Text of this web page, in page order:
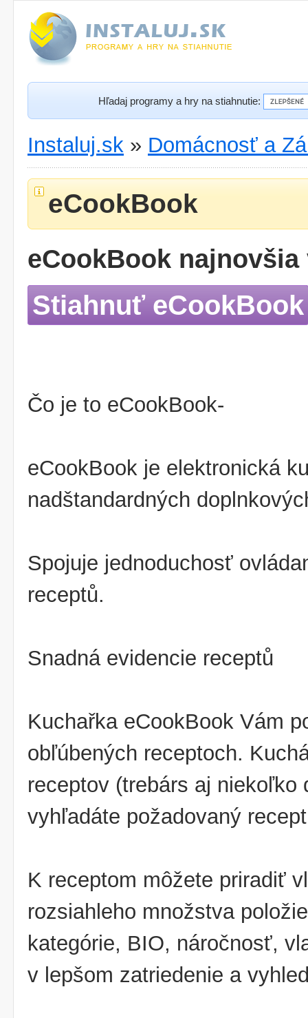
Hľadaj programy a hry na stiahnutie:
Instaluj.sk » Domácnosť a
eCookBook
eCookBook najnovšia
Stiahnuť eCookBook
Čo je to eCookBook-
eCookBook je elektronická
nadštandardných
Spojuje jednoduchosť
receptů.
Snadná evidencie receptů
Kuchařka eCookBook Vám
obľúbených receptoch.
receptov (trebárs aj
vyhľadáte požadovaný
K receptom môžete priradiť
rozsiahleho množstva
kategórie, BIO, náročnosť,
v lepšom zatriedenie a